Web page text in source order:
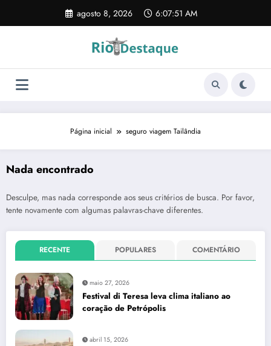
o
agosto 8, 2026 6:07:51 AM
Página inicial seguro viagem Tailândia
Nada encontrado
Desculpe, mas nada corresponde aos seus critérios de busca. Por favor,
tente novamente com algumas palavras-chave diferentes.
RECENTE POPULARES COMENTÁRIO
maio 27, 2026
Festival di Teresa leva clima italiano ao
coração de Petrópolis
abril 15, 2026